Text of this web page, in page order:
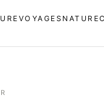
VOYAGES NATURE